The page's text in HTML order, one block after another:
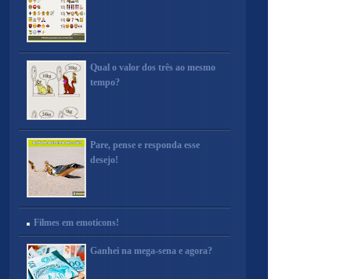
Qual o valor dos três ao mesmo
tempo?
Pare, pense e responda esse
desejo!
Filmes em emoticons!
Ganhei na mega-sena e agora?